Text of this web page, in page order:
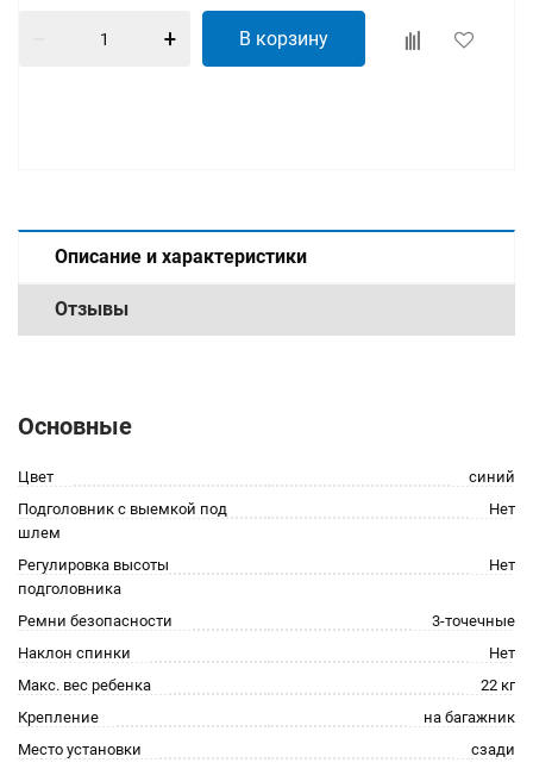
В корзину
Описание и характеристики
Отзывы
Основные
Цвет
синий
Подголовник с выемкой под
шлем
Нет
Регулировка высоты
подголовника
Нет
Ремни безопасности
3-точечные
Наклон спинки
Нет
Макс. вес ребенка
22 кг
Крепление
на багажник
Место установки
сзади